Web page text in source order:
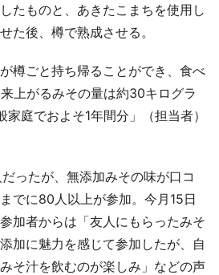
たものと、あきたこまちを使用し
た後、樽で熟成させる。
樽ごと持ち帰ることができ、食べ
上がるみその量は約30キログラ
庭でおよそ1年間分」（担当者）
ったが、無添加みその味が口コ
でに80人以上が参加。今月15日
加者からは「友人にもらったみそ
加に魅力を感じて参加したが、自
そ汁を飲むのが楽しみ」などの声